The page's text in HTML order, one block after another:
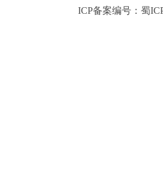
ICP备案编号：蜀